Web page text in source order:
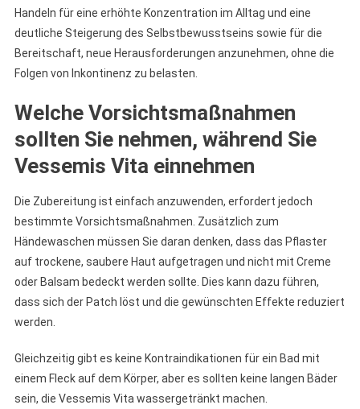
Handeln für eine erhöhte Konzentration im Alltag und eine
deutliche Steigerung des Selbstbewusstseins sowie für die
Bereitschaft, neue Herausforderungen anzunehmen, ohne die
Folgen von Inkontinenz zu belasten.
Welche Vorsichtsmaßnahmen
sollten Sie nehmen, während Sie
Vessemis Vita einnehmen
Die Zubereitung ist einfach anzuwenden, erfordert jedoch
bestimmte Vorsichtsmaßnahmen. Zusätzlich zum
Händewaschen müssen Sie daran denken, dass das Pflaster
auf trockene, saubere Haut aufgetragen und nicht mit Creme
oder Balsam bedeckt werden sollte. Dies kann dazu führen,
dass sich der Patch löst und die gewünschten Effekte reduziert
werden.
Gleichzeitig gibt es keine Kontraindikationen für ein Bad mit
einem Fleck auf dem Körper, aber es sollten keine langen Bäder
sein, die Vessemis Vita wassergetränkt machen.